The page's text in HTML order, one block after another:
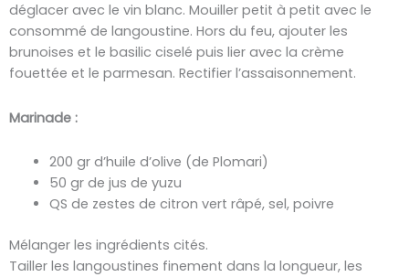
déglacer avec le vin blanc. Mouiller petit à petit avec le
consommé de langoustine. Hors du feu, ajouter les
brunoises et le basilic ciselé puis lier avec la crème
fouettée et le parmesan. Rectifier l’assaisonnement.
Marinade :
200 gr d’huile d’olive (de Plomari)
50 gr de jus de yuzu
QS de zestes de citron vert râpé, sel, poivre
Mélanger les ingrédients cités.
Tailler les langoustines finement dans la longueur, les